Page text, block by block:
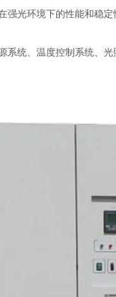
强光环境下的性能和稳
统、温度控制系统、光